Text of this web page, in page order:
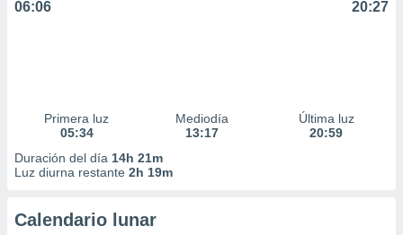
06:06 20:27
Primera luz
05:34
Mediodía
13:17
Última luz
20:59
Duración del día 14h 21m
Luz diurna restante 2h 19m
Calendario lunar